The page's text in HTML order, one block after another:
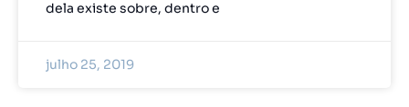
dela existe sobre, dentro e
julho 25, 2019